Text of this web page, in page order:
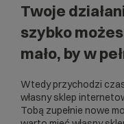
Twoje
szybko
mało, by w
Wtedy przychodzi
własny sklep
Tobą zupełnie nowe